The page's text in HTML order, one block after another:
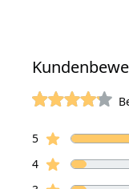
Bewertungen
5Sterne
4Sterne